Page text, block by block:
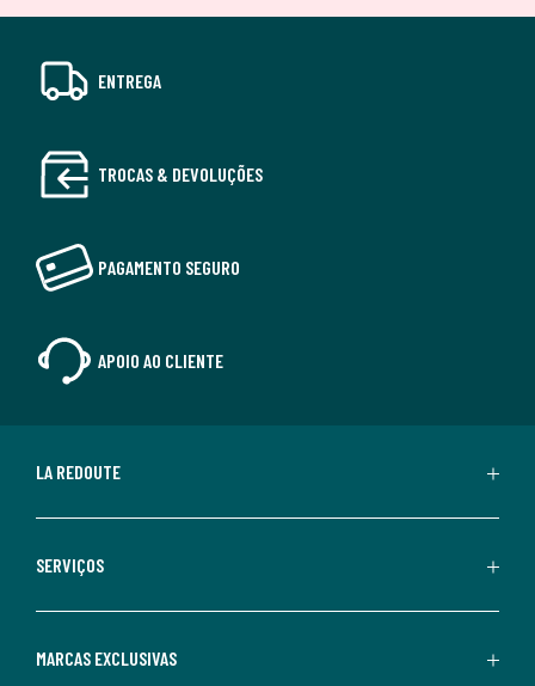
ENTREGA
TROCAS & DEVOLUÇÕES
PAGAMENTO SEGURO
APOIO AO CLIENTE
LA REDOUTE
SERVIÇOS
MARCAS EXCLUSIVAS